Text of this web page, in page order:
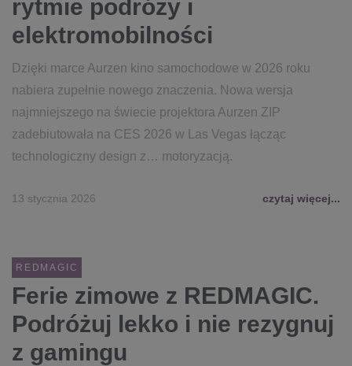
rytmie podróży i
elektromobilności
Dzięki marce Aurzen kino samochodowe w 2026 roku
nabiera zupełnie nowego znaczenia. Nowa wersja
najmniejszego na świecie projektora Aurzen ZIP
zadebiutowała na CES 2026 w Las Vegas łącząc
technologiczny design z… motoryzacją.
13 stycznia 2026 czytaj więcej...
REDMAGIC
Ferie zimowe z REDMAGIC.
Podróżuj lekko i nie rezygnuj
z gamingu